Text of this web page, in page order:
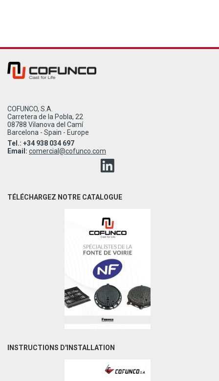
COFUNCO, S.A.
Carretera de la Pobla, 22
08788 Vilanova del Camí
Barcelona - Spain - Europe
Tel.: +34 938 034 697
Email: comercial@cofunco.com
TÉLÉCHARGEZ NOTRE CATALOGUE
INSTRUCTIONS D'INSTALLATION